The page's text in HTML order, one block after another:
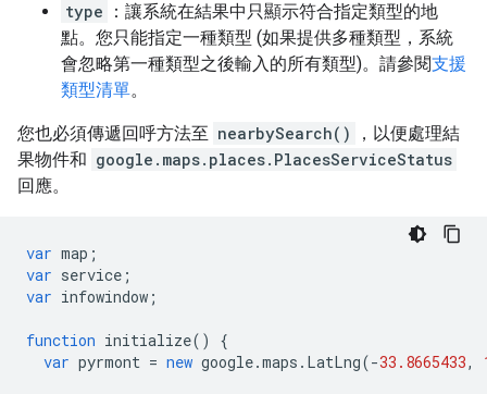
type
：讓系統在結果中只顯示符合指定類型的地
點。您只能指定一種類型 (如果提供多種類型，系統
會忽略第一種類型之後輸入的所有類型)。請參閱支援
類型清單。
您也必須傳遞回呼方法至 nearbySearch()
，以便處理結
果物件和 google.maps.places.PlacesServiceStatus
回應。
var map ;
var service ;
var infowindow ;
function initialize()
{
var pyrmont = new google.maps . LatLng(-33.8665433,